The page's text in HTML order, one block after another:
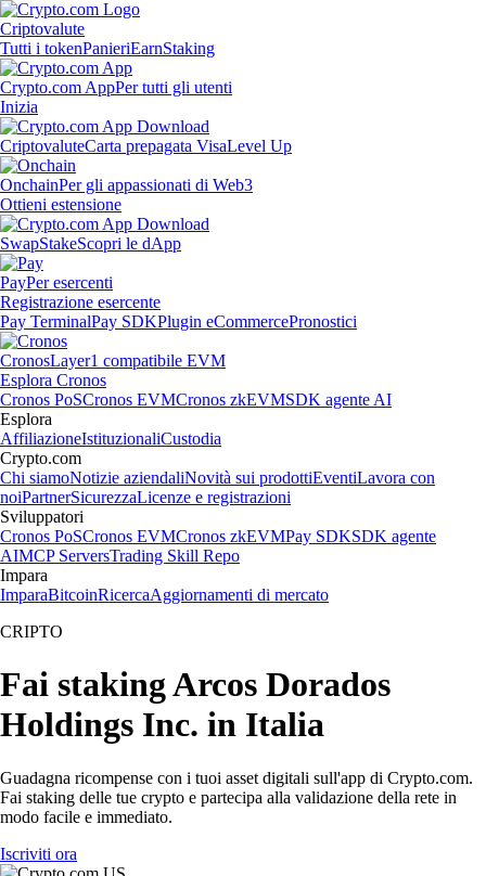
Criptovalute
Tutti i tokenPanieriEarnStaking
Crypto.com AppPer tutti gli utenti
Inizia
CriptovaluteCarta prepagata VisaLevel Up
OnchainPer gli appassionati di Web3
Ottieni estensione
SwapStakeScopri le dApp
PayPer esercenti
Registrazione esercente
Pay TerminalPay SDKPlugin eCommercePronostici
CronosLayer1 compatibile EVM
Esplora Cronos
Cronos PoSCronos EVMCronos zkEVMSDK agente AI
Esplora
AffiliazioneIstituzionaliCustodia
Crypto.com
Chi siamoNotizie aziendaliNovità sui prodottiEventiLavora con
noiPartnerSicurezzaLicenze e registrazioni
Sviluppatori
Cronos PoSCronos EVMCronos zkEVMPay SDKSDK agente
AIMCP ServersTrading Skill Repo
Impara
ImparaBitcoinRicercaAggiornamenti di mercato
CRIPTO
Fai staking Arcos Dorados
Holdings Inc. in Italia
Guadagna ricompense con i tuoi asset digitali sull'app di Crypto.com.
Fai staking delle tue crypto e partecipa alla validazione della rete in
modo facile e immediato.
Iscriviti ora